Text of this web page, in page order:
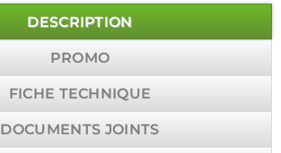
DESCRIPTION
PROMO
FICHE TECHNIQUE
DOCUMENTS JOINTS